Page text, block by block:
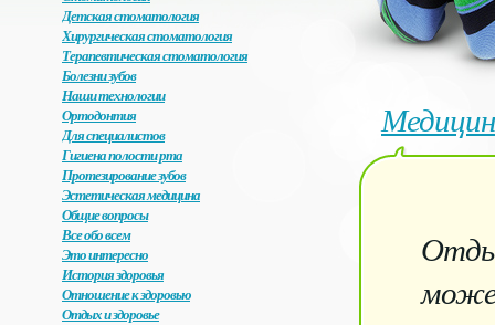
Детская стоматология
Хирургическая стоматология
Терапевтическая стоматология
Болезни зубов
Наши технологии
Ортодонтия
Для специалистов
Гигиена полости рта
Протезирование зубов
Эстетическая медицина
Общие вопросы
Все обо всем
Это интересно
История здоровья
Отношение к здоровью
Отдых и здоровье